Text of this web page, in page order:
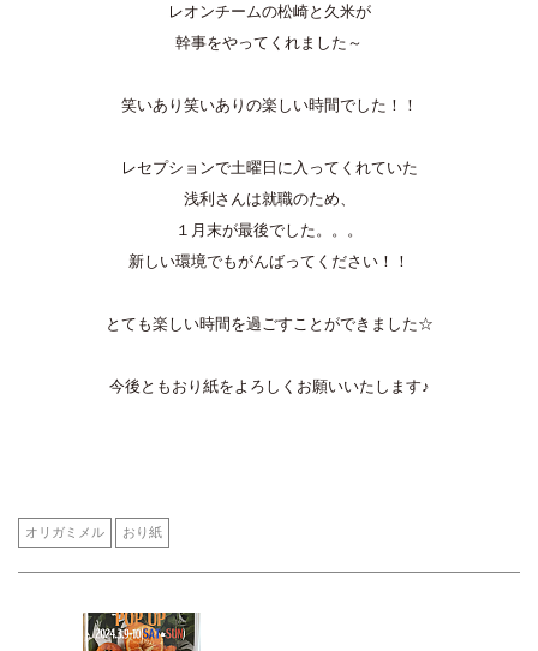
レオンチームの松崎と久米が
幹事をやってくれました～
笑いあり笑いありの楽しい時間でした！！
レセプションで土曜日に入ってくれていた
浅利さんは就職のため、
１月末が最後でした。。。
新しい環境でもがんばってください！！
とても楽しい時間を過ごすことができました☆
今後ともおり紙をよろしくお願いいたします♪
オリガミメル おり紙